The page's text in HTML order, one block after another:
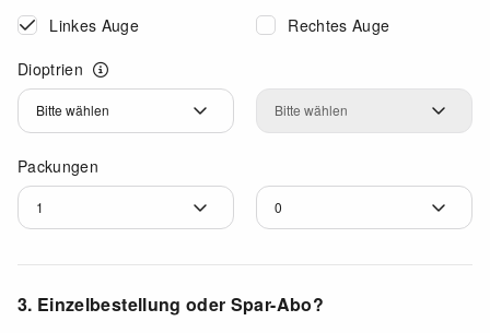
Linkes Auge
Rechtes Auge
Dioptrien
Dioptrien
Dioptrien
Packungen
3. Einzelbestellung oder Spar-Abo?